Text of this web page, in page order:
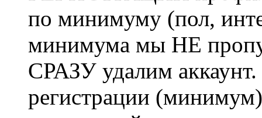
по минимуму (пол,
минимума мы НЕ
СРАЗУ удалим
регистрации